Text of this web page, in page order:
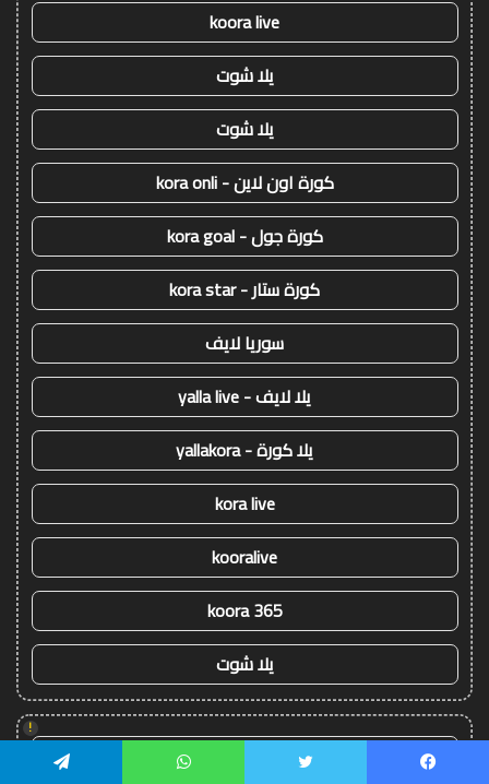
koora live
يلا شوت
يلا شوت
كورة اون لاين - kora onli
كورة جول - kora goal
كورة ستار - kora star
سوريا لايف
يلا لايف - yalla live
يلا كورة - yallakora
kora live
kooralive
koora 365
يلا شوت
!